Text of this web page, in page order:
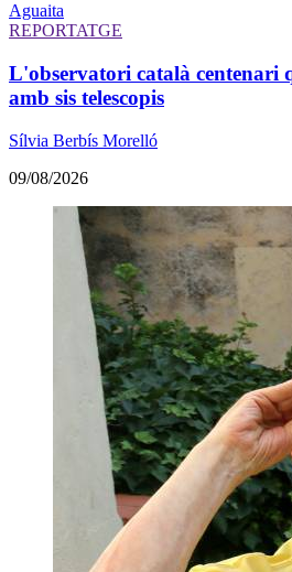
Aguaita
REPORTATGE
L'observatori català centenari
amb sis telescopis
Sílvia Berbís Morelló
09/08/2026